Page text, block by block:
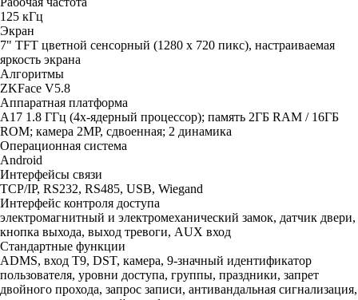
125 кГц
Экран
7" TFT цветной сенсорный (1280 x 720 пикс), настраиваемая
яркость экрана
Алгоритмы
ZKFace V5.8
Аппаратная платформа
A17 1.8 ГГц (4х-ядерный процессор); память 2ГБ RAM / 16ГБ
ROM; камера 2MP, сдвоенная; 2 динамика
Операционная система
Android
Интерфейсы связи
TCP/IP, RS232, RS485, USB, Wiegand
Интерфейс контроля доступа
электромагнитный и электромеханический замок, датчик двери,
кнопка выхода, выход тревоги, AUX вход
Стандартные функции
ADMS, вход T9, DST, камера, 9-значный идентификатор
пользователя, уровни доступа, группы, праздники, запрет
двойного прохода, запрос записи, антивандальная сигнализация,